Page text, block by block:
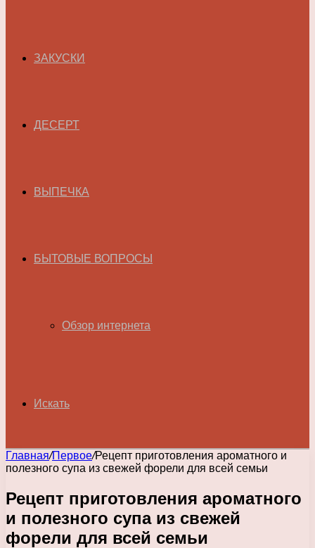
ЗАКУСКИ
ДЕСЕРТ
ВЫПЕЧКА
БЫТОВЫЕ ВОПРОСЫ
Обзор интернета
Искать
Главная/Первое/Рецепт приготовления ароматного и
полезного супа из свежей форели для всей семьи
Рецепт приготовления ароматного
и полезного супа из свежей
форели для всей семьи